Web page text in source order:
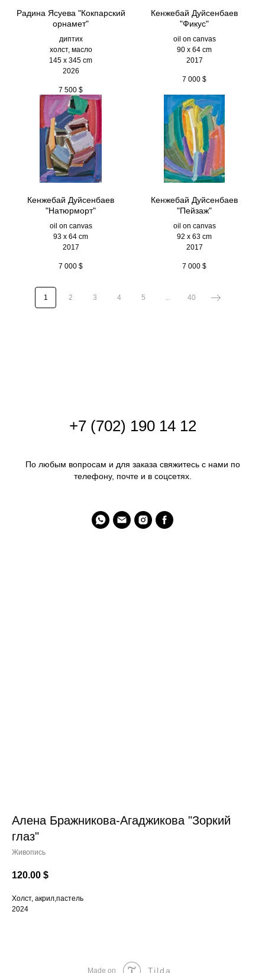
Радина Ясуева "Кокпарский
орнамет"
диптих
холст, масло
145 х 345 cm
2026
7 500 $
Кенжебай Дуйсенбаев
"Фикус"
oil on canvas
90 x 64 cm
2017
7 000 $
Кенжебай Дуйсенбаев
"Натюрморт"
oil on canvas
93 x 64 cm
2017
7 000 $
Кенжебай Дуйсенбаев
"Пейзаж"
oil on canvas
92 x 63 cm
2017
7 000 $
1 2 3 4 5 ... 40
+7 (702) 190 14 12
По любым вопросам и для заказа свяжитесь с нами по
телефону, почте и в соцсетях.
Алена Бражникова-Агаджикова "Зоркий
глаз"
Живопись
120.00 $
Холст, акрил,пастель
2024
Made on Tilda